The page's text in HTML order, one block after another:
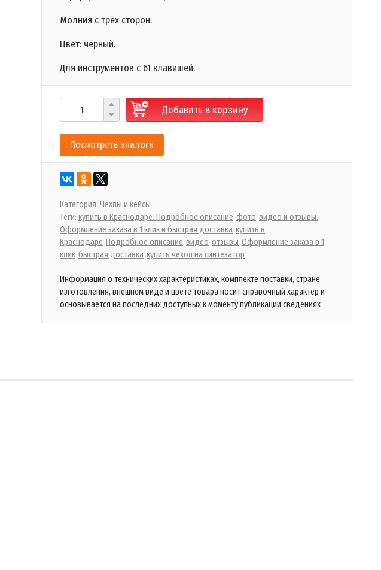
Молния с трёх сторон.
Цвет: черный.
Для инструментов с 61 клавишей.
Добавить в корзину
Посмотреть аналоги
Категория: Чехлы и кейсы
Теги: купить в Краснодаре. Подробное описание фото видео и отзывы.
Оформление заказа в 1 клик и быстрая доставка купить в
Краснодаре Подробное описание видео отзывы Оформление заказа в 1
клик быстрая доставка купить чехол на синтезатор
Информация о технических характеристиках, комплекте поставки, стране
изготовления, внешнем виде и цвете товара носит справочный характер и
основывается на последних доступных к моменту публикации сведениях